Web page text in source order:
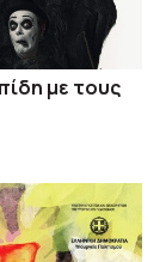
με τους